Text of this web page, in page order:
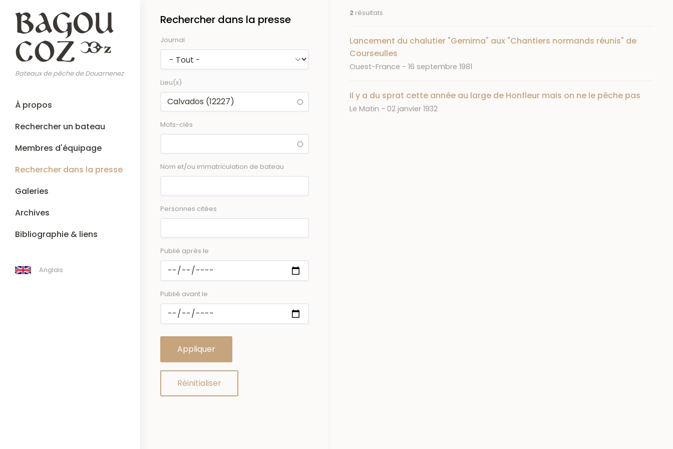
contenu
principal
Bateaux de pêche de Douarnenez
Main
navigation
À propos
Rechercher un bateau
Membres d'équipage
Rechercher dans la presse
Galeries
Archives
Bibliographie & liens
Anglais
Rechercher dans la presse
Journal
Lieu(x)
Mots-clés
Nom et/ou immatriculation de bateau
Personnes citées
Publié après le
Publié avant le
2résultats
Lancement du chalutier "Gemima" aux "Chantiers normands réunis" de
Courseulles
Journal
Ouest-France Date
16 septembre 1981
Il y a du sprat cette année au large de Honfleur mais on ne le pêche pas
Journal
Le Matin Date
02 janvier 1932